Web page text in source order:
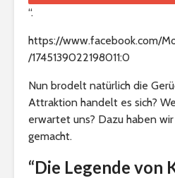
“.
https://www.facebook.com/
/1745139022198011:0
Nun brodelt natürlich die
Attraktion handelt es sich?
erwartet uns? Dazu haben
gemacht.
“Die Legende von